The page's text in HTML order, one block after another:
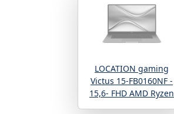
LOCATION gaming
Victus 15-FB0160NF -
15,6- FHD AMD Ryzen